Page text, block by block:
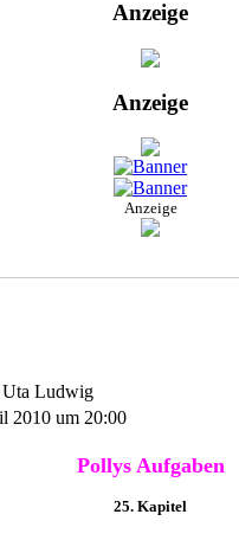
Anzeige
Anzeige
Anzeige
Uta Ludwig
2010 um 20:00
Pollys Aufgaben
25. Kapitel